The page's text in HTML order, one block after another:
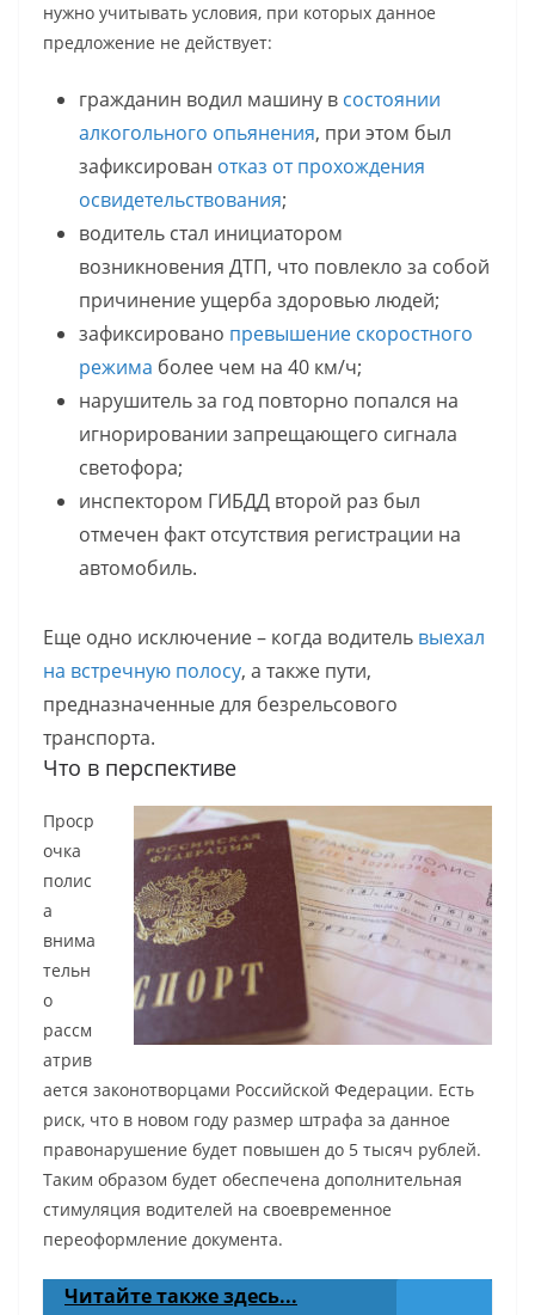
нужно учитывать условия, при которых данное
предложение не действует:
гражданин водил машину в состоянии
алкогольного опьянения, при этом был
зафиксирован отказ от прохождения
освидетельствования;
водитель стал инициатором
возникновения ДТП, что повлекло за собой
причинение ущерба здоровью людей;
зафиксировано превышение скоростного
режима более чем на 40 км/ч;
нарушитель за год повторно попался на
игнорировании запрещающего сигнала
светофора;
инспектором ГИБДД второй раз был
отмечен факт отсутствия регистрации на
автомобиль.
Еще одно исключение – когда водитель выехал
на встречную полосу, а также пути,
предназначенные для безрельсового
транспорта.
Что в перспективе
Проср
очка
полис
а
внима
тельн
о
рассм
атрив
ается законотворцами Российской Федерации. Есть
риск, что в новом году размер штрафа за данное
правонарушение будет повышен до 5 тысяч рублей.
Таким образом будет обеспечена дополнительная
стимуляция водителей на своевременное
переоформление документа.
Читайте также здесь...